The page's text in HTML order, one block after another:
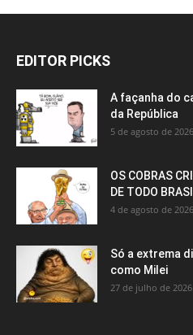
EDITOR PICKS
A façanha do
da República
5 de agosto de 2026
OS COBRAS
DE TODO
4 de agosto de 2026
Só a extrema
como Milei
27 de julho de 2026